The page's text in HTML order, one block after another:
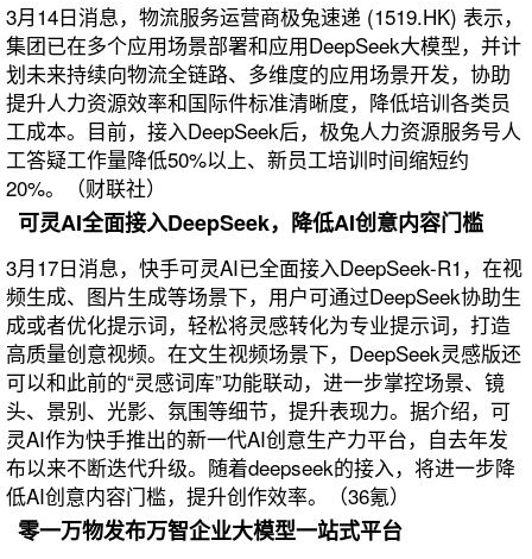
3月14日消息，物流服务运营商极兔速递 (1519.HK) 表示，
集团已在多个应用场景部署和应用DeepSeek大模型，并计
划未来持续向物流全链路、多维度的应用场景开发，协助
提升人力资源效率和国际件标准清晰度，降低培训各类员
工成本。目前，接入DeepSeek后，极兔人力资源服务号人
工答疑工作量降低50%以上、新员工培训时间缩短约
20%。（财联社）
可灵AI全面接入DeepSeek，降低AI创意内容门槛
3月17日消息，快手可灵AI已全面接入DeepSeek-R1，在视
频生成、图片生成等场景下，用户可通过DeepSeek协助生
成或者优化提示词，轻松将灵感转化为专业提示词，打造
高质量创意视频。在文生视频场景下，DeepSeek灵感版还
可以和此前的“灵感词库”功能联动，进一步掌控场景、镜
头、景别、光影、氛围等细节，提升表现力。据介绍，可
灵AI作为快手推出的新一代AI创意生产力平台，自去年发
布以来不断迭代升级。随着deepseek的接入，将进一步降
低AI创意内容门槛，提升创作效率。（36氪）
零一万物发布万智企业大模型一站式平台